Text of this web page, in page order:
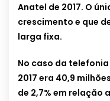
Anatel de 2017. O
crescimento e que
larga fixa.
No caso da
2017 era 40,9
de 2,7% em relação